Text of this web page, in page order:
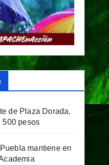
de Plaza Dorada,
500 pesos
mantiene en